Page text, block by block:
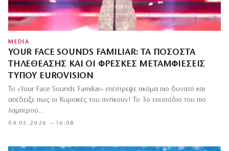
MEDIA
YOUR FACE SOUNDS FAMILIAR: ΤΑ ΠΟΣΟΣΤΆ
ΤΗΛΕΘΈΑΣΗΣ ΚΑΙ ΟΙ ΦΡΈΣΚΕΣ ΜΕΤΑΜΦΙΈΣΕΙΣ
ΤΎΠΟΥ EUROVISION
04.05.2026 — 16:08
Το «Your Face Sounds Familiar» επέστρεψε ακόμα πιο δυνατό και
απέδειξε πως οι Κυριακές του ανήκουν! Το 3ο επεισόδιο του πιο
λαμπερού…